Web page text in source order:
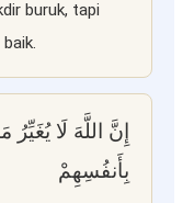
buruk, tapi
إِنَّ اللَّهَ لَا
بِأَنفُسِهِمْ